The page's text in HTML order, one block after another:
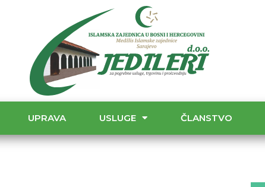
UPRAVA USLUGE ČLANSTVO